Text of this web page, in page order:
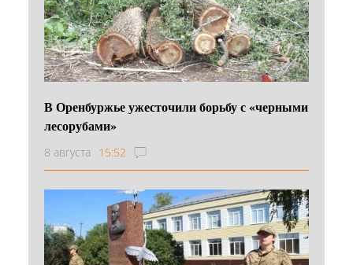
В Оренбуржье ужесточили борьбу с «черными
лесорубами»
8 августа 15:52